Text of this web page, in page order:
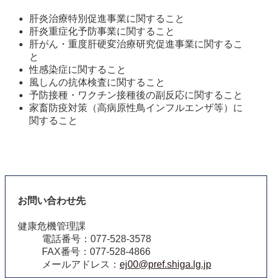
肝炎治療特別促進事業に関すること
肝炎重症化予防事業に関すること
肝がん・重度肝硬変治療研究促進事業に関するこ
と
性感染症に関すること
風しんの抗体検査に関すること
予防接種・ワクチン接種後の副反応に関すること
家畜防疫対策（高病原性鳥インフルエンザ等）に
関すること
お問い合わせ先
健康危機管理課
電話番号：077-528-3578
FAX番号：077-528-4866
メールアドレス： ej00@pref.shiga.lg.jp